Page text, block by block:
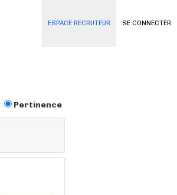
SE CONNECTER
ESPACE RECRUTEUR
Pertinence